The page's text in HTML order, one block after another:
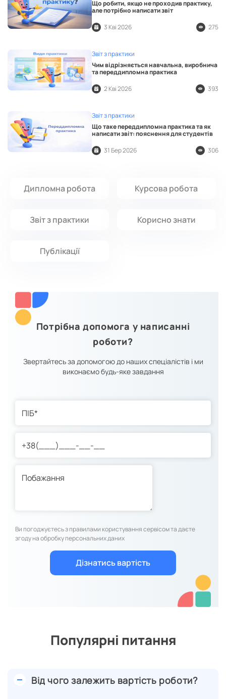
Що робити, якщо не проходив практику,
але потрібно написати звіт
3 Кві 2026
275
Звіт з практики
Чим відрізняється навчальна, виробнича
та переддипломна практика
2 Кві 2026
393
Звіт з практики
Що таке переддипломна практика та як
написати звіт: пояснення для студентів
31 Бер 2026
306
Дипломна робота Курсова робота
Звіт з практики Корисно знати
Публікації
Потрібна допомога у написанні
роботи?
Звертайтесь за допомогою до наших спеціалістів і ми
виконаємо будь-яке завдання
Ви погоджуєтесь з правилами користування сервісом та даєте
згоду на обробку персональних даних
Популярні питання
Від чого залежить вартість роботи?